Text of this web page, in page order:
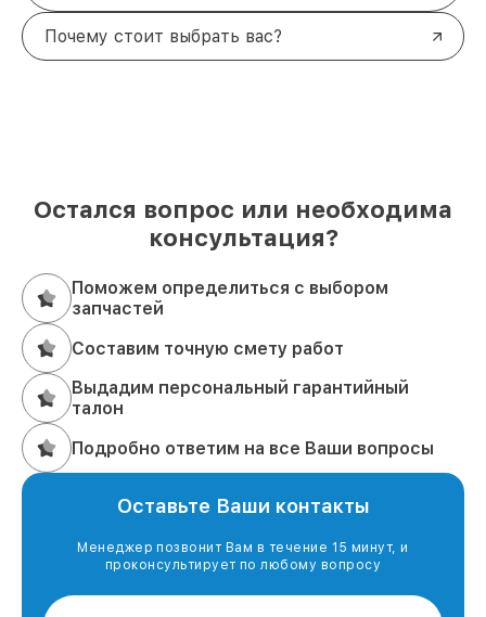
Почему стоит выбрать вас?
Остался вопрос или необходима
консультация?
Поможем определиться с выбором
запчастей
Составим точную смету работ
Выдадим персональный гарантийный
талон
Подробно ответим на все Ваши вопросы
Оставьте Ваши контакты
Менеджер позвонит Вам в течение 15 минут, и
проконсультирует по любому вопросу